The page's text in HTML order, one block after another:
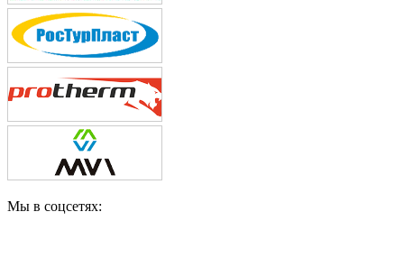
Мы в соцсетях: